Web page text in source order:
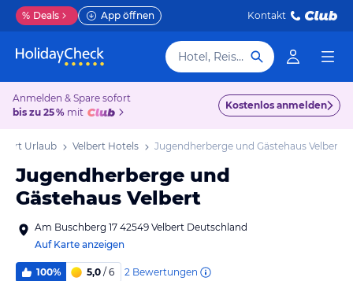
% Deals App öffnen Kontakt
Hotel, Reiseziel
Anmelden & Spare sofort
bis zu 25 % mit
Kostenlos anmelden
Urlaub Velbert Hotels Jugendherberge und Gästehaus Velbert
Jugendherberge und
Gästehaus Velbert
Am Buschberg 17 42549 Velbert Deutschland
Auf Karte anzeigen
100% 5,0 / 6 2 Bewertungen